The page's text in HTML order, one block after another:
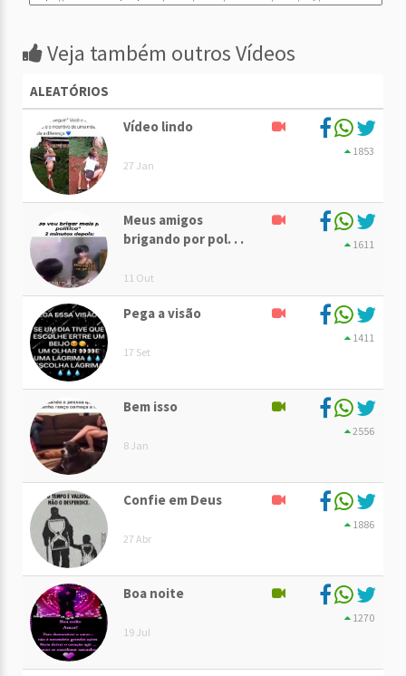
Veja também outros Vídeos
ALEATÓRIOS
Vídeo lindo
27 Jan
1853
Meus amigos
brigando por pol. . .
11 Out
1611
Pega a visão
17 Set
1411
Bem isso
8 Jan
2556
Confie em Deus
27 Abr
1886
Boa noite
19 Jul
1270